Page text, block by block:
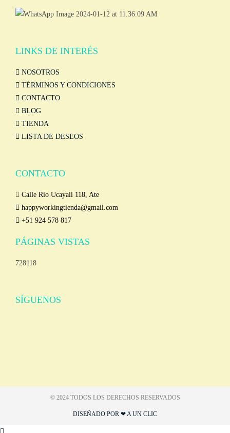
LINKS DE INTERÉS
NOSOTROS
TÉRMINOS Y CONDICIONES
CONTACTO
BLOG
TIENDA
LISTA DE DESEOS
CONTACTO
Calle Rio Ucayali 118, Ate
happyworkingtienda@gmail.com
+51 924 578 817
PÁGINAS VISTAS
728118
SÍGUENOS
© 2024 TODOS LOS DERECHOS RESERVADOS​
DISEÑADO POR ❤ A UN CLIC